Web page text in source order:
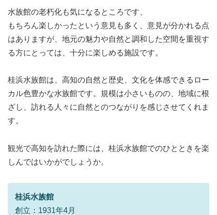
水族館の老朽化も気になるところです、
もちろん楽しかったという意見も多く、意見が分かれる点
はありますが、地元の魅力や自然と調和した空間を重視す
る方にとっては、十分に楽しめる施設です。
桂浜水族館は、高知の自然と歴史、文化を体感できるロー
カル色豊かな水族館です。規模は小さいものの、地域に根
ざし、訪れる人々に自然とのつながりを感じさせてくれま
す。
観光で高知を訪れた際には、桂浜水族館でのひとときを楽
しんではいかがでしょうか。
桂浜水族館
創立：1931年4月